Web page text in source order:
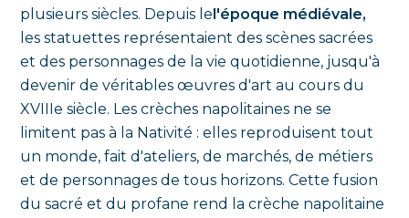
plusieurs siècles. Depuis lel'époque médiévale,
les statuettes représentaient des scènes sacrées
et des personnages de la vie quotidienne, jusqu'à
devenir de véritables œuvres d'art au cours du
XVIIIe siècle. Les crèches napolitaines ne se
limitent pas à la Nativité : elles reproduisent tout
un monde, fait d'ateliers, de marchés, de métiers
et de personnages de tous horizons. Cette fusion
du sacré et du profane rend la crèche napolitaine